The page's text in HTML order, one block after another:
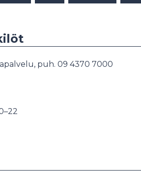
puh. 09 4370 7000